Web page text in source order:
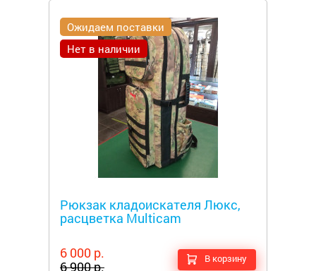
Ожидаем поставки
Нет в наличии
Рюкзак кладоискателя Люкс,
расцветка Multicam
6 000 р.
6 900 р.
В корзину